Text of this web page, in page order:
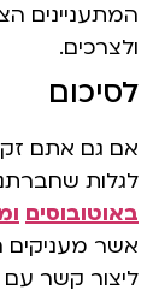
המתעניינים
ולצרכים.
לסיכום
אם גם אתם
לגלות
באוטובוסים
אשר מעניקים
ליצור קשר עם